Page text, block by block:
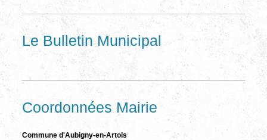
Le Bulletin Municipal
Coordonnées Mairie
Commune d'Aubigny-en-Artois